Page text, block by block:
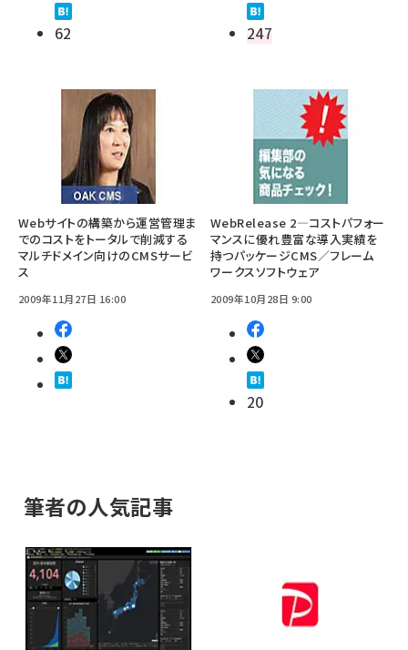
62 247
Webサイトの構築から運営管理ま
でのコストをトータルで削減する
マルチドメイン向けのCMSサービ
ス
2009年11月27日 16:00
WebRelease 2―コストパフォー
マンスに優れ豊富な導入実績を
持つパッケージCMS／フレーム
ワークスソフトウェア
2009年10月28日 9:00
20
筆者の人気記事